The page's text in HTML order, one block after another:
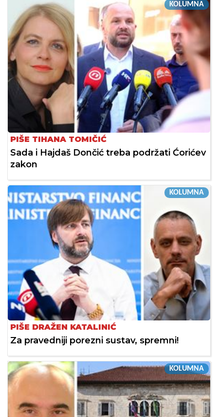
KOLUMNA
PIŠE TIHANA TOMIČIĆ
Sada i Hajdaš Dončić treba podržati Ćorićev
zakon
KOLUMNA
PIŠE DRAŽEN KATALINIĆ
Za pravedniji porezni sustav, spremni!
KOLUMNA